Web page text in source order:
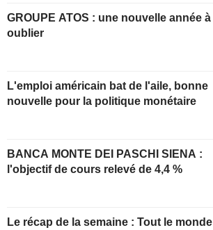
GROUPE ATOS : une nouvelle année à
oublier
L'emploi américain bat de l'aile, bonne
nouvelle pour la politique monétaire
BANCA MONTE DEI PASCHI SIENA :
l'objectif de cours relevé de 4,4 %
Le récap de la semaine : Tout le monde